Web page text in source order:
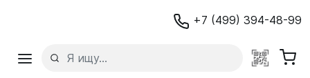
+7 (499) 394-48-99